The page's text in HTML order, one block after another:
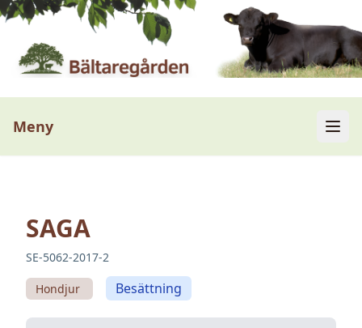
Meny
SAGA
SE-5062-2017-2
Hondjur Besättning